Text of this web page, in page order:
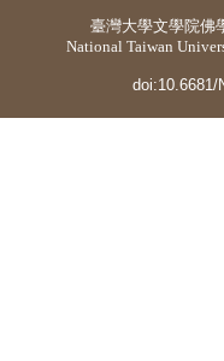
臺灣大學文學院佛
National Taiwan
doi:10.6681/